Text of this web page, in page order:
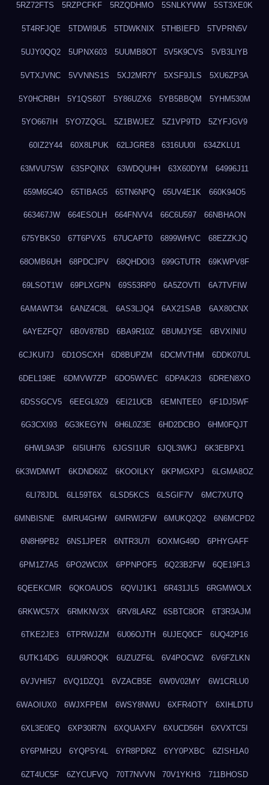
5RZ72FTS 5RZPCFKF 5RZQDHMO 5SNLKYWW 5ST3XE0K
5T4RFJQE 5TDWI9U5 5TDWKNIX 5THBIEFD 5TVPRN5V
5UJY0QQ2 5UPNX603 5UUMB8OT 5V5K9CVS 5VB3LIYB
5VTXJVNC 5VVNNS1S 5XJ2MR7Y 5XSF9JLS 5XU6ZP3A
5Y0HCRBH 5Y1QS60T 5Y86UZX6 5YB5BBQM 5YHM530M
5YO667IH 5YO7ZQGL 5Z1BWJEZ 5Z1VP9TD 5ZYFJGV9
60IZ2Y44 60X8LPUK 62LJGRE8 6316UU0I 634ZKLU1
63MVU7SW 63SPQINX 63WDQUHH 63X60DYM 64996J11
659M6G4O 65TIBAG5 65TN6NPQ 65UV4E1K 660K94O5
663467JW 664ESOLH 664FNVV4 66C6U597 66NBHAON
675YBKS0 67T6PVX5 67UCAPT0 6899WHVC 68EZZKJQ
68OMB6UH 68PDCJPV 68QHDOI3 699GTUTR 69KWPV8F
69LSOT1W 69PLXGPN 69S53RP0 6A5ZOVTI 6A7TVFIW
6AMAWT34 6ANZ4C8L 6AS3LJQ4 6AX21SAB 6AX80CNX
6AYEZFQ7 6B0V87BD 6BA9R10Z 6BUMJY5E 6BVXINIU
6CJKUI7J 6D1OSCXH 6D8BUPZM 6DCMVTHM 6DDK07UL
6DEL198E 6DMVW7ZP 6DO5WVEC 6DPAK2I3 6DREN8XO
6DSSGCV5 6EEGL9Z9 6EI21UCB 6EMNTEE0 6F1DJ5WF
6G3CXI93 6G3KEGYN 6H6L0Z3E 6HD2DCBO 6HM0FQJT
6HWL9A3P 6I5IUH76 6JGSI1UR 6JQL3WKJ 6K3EBPX1
6K3WDMWT 6KDND60Z 6KOOILKY 6KPMGXPJ 6LGMA8OZ
6LI78JDL 6LL59T6X 6LSD5KCS 6LSGIF7V 6MC7XUTQ
6MNBISNE 6MRU4GHW 6MRWI2FW 6MUKQ2Q2 6N6MCPD2
6N8H9PB2 6NS1JPER 6NTR3U7I 6OXMG49D 6PHYGAFF
6PM1Z7A5 6PO2WC0X 6PPNPOF5 6Q23B2FW 6QE19FL3
6QEEKCMR 6QKOAUOS 6QVIJ1K1 6R431JL5 6RGMWOLX
6RKWC57X 6RMKNV3X 6RV8LARZ 6SBTC8OR 6T3R3AJM
6TKE2JE3 6TPRWJZM 6U06OJTH 6UJEQ0CF 6UQ42P16
6UTK14DG 6UU9ROQK 6UZUZF6L 6V4POCW2 6V6FZLKN
6VJVHI57 6VQ1DZQ1 6VZACB5E 6W0V02MY 6W1CRLU0
6WAOIUX0 6WJXFPEM 6WSY8NWU 6XFR4OTY 6XIHLDTU
6XL3E0EQ 6XP30R7N 6XQUAXFV 6XUCD56H 6XVXTC5I
6Y6PMH2U 6YQP5Y4L 6YR8PDRZ 6YY0PXBC 6ZISH1A0
6ZT4UC5F 6ZYCUFVQ 70T7NVVN 70V1YKH3 711BHOSD